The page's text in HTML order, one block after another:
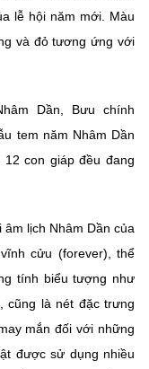
lễ hội năm mới. Màu
và đỏ tương ứng với
Dần, Bưu chính
tem năm Nhâm Dần
con giáp đều đang
lịch Nhâm Dần của
cửu (forever), thể
tính biểu tượng như
cũng là nét đặc trưng
mắn đối với những
được sử dụng nhiều